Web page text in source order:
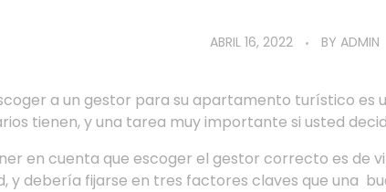
ABRIL 16, 2022 BY ADMIN
a un gestor para su apartamento turístico es
tienen, y una tarea muy importante si usted
en cuenta que escoger el gestor correcto es de
y debería fijarse en tres factores claves que una